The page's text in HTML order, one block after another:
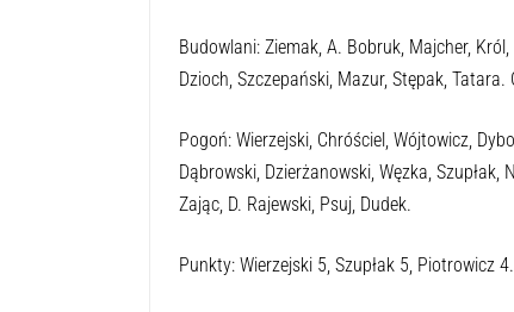
Budowlani: Ziemak, A. Bobruk, Majcher,
Dzioch, Szczepański, Mazur, Stępak, Tatara.
Pogoń: Wierzejski, Chróściel, Wójtowicz,
Dąbrowski, Dzierżanowski, Węzka,
Zając, D. Rajewski, Psuj, Dudek.
Punkty: Wierzejski 5, Szupłak 5, Piotrowicz 4.